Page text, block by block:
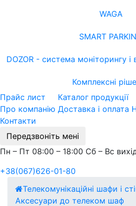
WAGA
SMART
DOZOR - система моніторингу
Комплексні
Прайс лист
Каталог продукції
Про компанію Доставка і оплата
Контакти
Передзвоніть мені
Пн – Пт 08:00 – 18:00 Сб – Вс
+38(067)626-01-80
Телекомунікаційні шафи і
Аксесуари до телеком шаф